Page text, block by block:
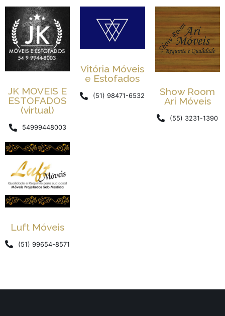
JK MOVEIS E
ESTOFADOS
(virtual)
54999448003
Vitória Móveis
e Estofados
(51) 98471-6532
Show Room
Ari Móveis
(55) 3231-1390
Luft Móveis
(51) 99654-8571